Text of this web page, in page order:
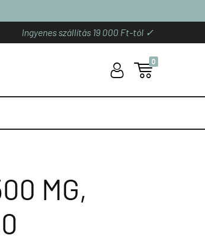
Ingyenes szállítás 19 000 Ft-tól ✓
U 
0
MG,